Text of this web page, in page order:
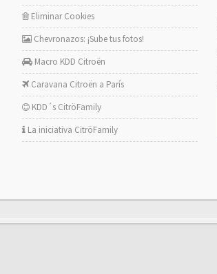
Eliminar Cookies
Chevronazos: ¡Sube tus fotos!
Macro KDD Citroën
Caravana Citroën a París
KDD´s CitröFamily
La iniciativa CitröFamily